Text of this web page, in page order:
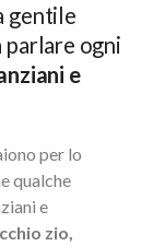
gentile
parlare ogni
e
per lo
qualche
e
zio,